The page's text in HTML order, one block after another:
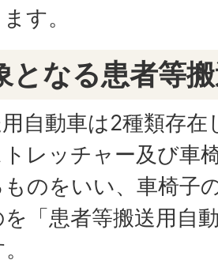
す。
となる患者等
自動車は2種類存在
レッチャー及び車
のをいい、車椅子
「患者等搬送用自